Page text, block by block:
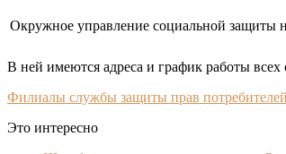
Окружное управление социальной защиты
В ней имеются адреса и график работы
Филиалы службы защиты прав
Это интересно